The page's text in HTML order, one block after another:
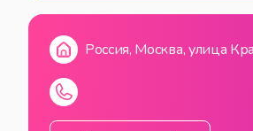
Россия, Москва, улица